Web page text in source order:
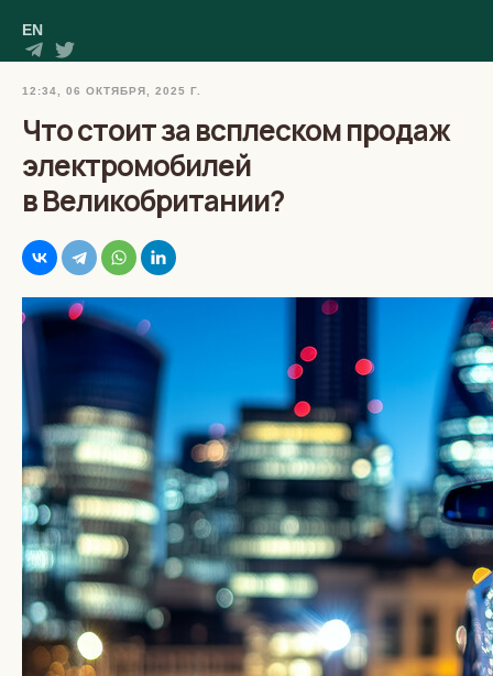
EN
12:34, 06 ОКТЯБРЯ, 2025 Г.
Что стоит за всплеском продаж
электромобилей
в Великобритании?